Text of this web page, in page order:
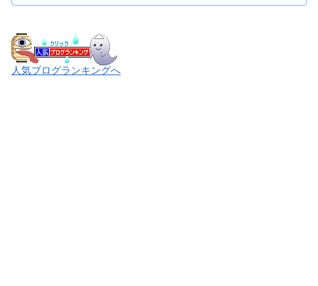
人気ブログランキングへ